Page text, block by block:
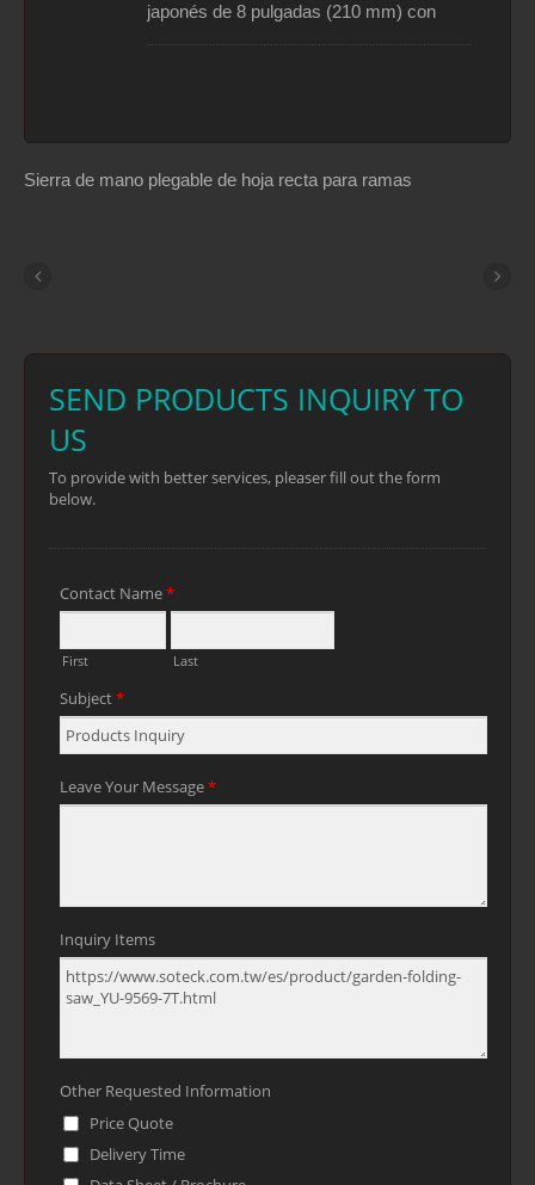
y acampar.
japonés de 8 pulgadas (210 mm) con
pesadas con gran facilidad. Esta sierra
plegable cuenta con dos posiciones de
corte. Una posición es para cortes
paisajismo, jardinería y camping.
Sierra de mano plegable de hoja recta para ramas